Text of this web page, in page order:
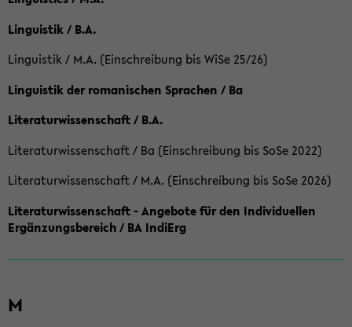
Linguistik / B.A.
Linguistik / M.A. (Einschreibung bis WiSe 25/26)
Linguistik der romanischen Sprachen / Ba
Literaturwissenschaft / B.A.
Literaturwissenschaft / Ba (Einschreibung bis SoSe 2022)
Literaturwissenschaft / M.A. (Einschreibung bis SoSe 2026)
Literaturwissenschaft - Angebote für den Individuellen
Ergänzungsbereich / BA IndiErg
M